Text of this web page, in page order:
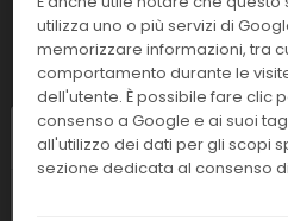
Effettua il LOGINper acquistare.
A24295 HbsaG
Confezione:
50 det.
Linea:
IMM
utilizza uno o più servizi di
memorizzare informazioni, tra
comportamento durante le
dell'utente. È possibile fare clic
consenso a Google e ai suoi
all'utilizzo dei dati per gli scopi
sezione dedicata al consenso
Chiusura estiva